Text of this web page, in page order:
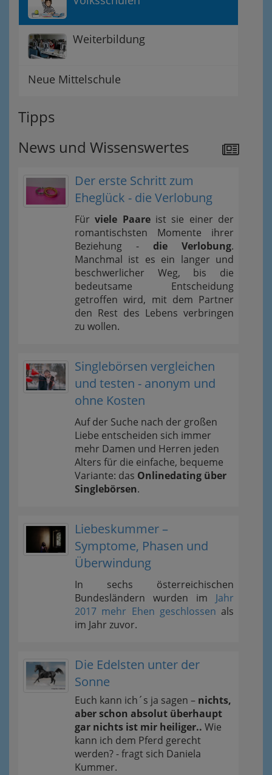
Weiterbildung
Neue Mittelschule
Tipps
News und Wissenswertes
Der erste Schritt zum
Eheglück - die Verlobung
Fürviele Paareist sie einer der
romantischsten Momente ihrer
Beziehung - die Verlobung.
Manchmal ist es ein langer und
beschwerlicher Weg, bis die
bedeutsame Entscheidung
getroffen wird, mit dem Partner
den Rest des Lebens verbringen
zu wollen.
Singlebörsen vergleichen
und testen - anonym und
ohne Kosten
Auf der Suche nach der großen
Liebe entscheiden sich immer
mehr Damen und Herren jeden
Alters für die einfache, bequeme
Variante: das Onlinedating über
Singlebörsen.
Liebeskummer –
Symptome, Phasen und
Überwindung
In sechs österreichischen
Bundesländern wurden im Jahr
2017 mehr Ehen geschlossen als
im Jahr zuvor.
Die Edelsten unter der
Sonne
Euch kann ich´s ja sagen – nichts,
aber schon absolut überhaupt
gar nichts ist mir heiliger.. Wie
kann ich dem Pferd gerecht
werden? - fragt sich Daniela
Kummer.